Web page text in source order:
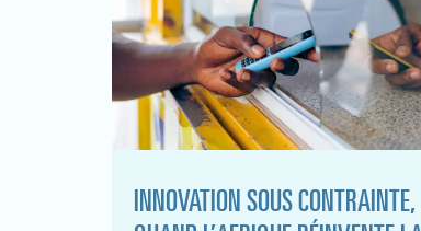
INNOVATION SOUS CONTRAINTE,